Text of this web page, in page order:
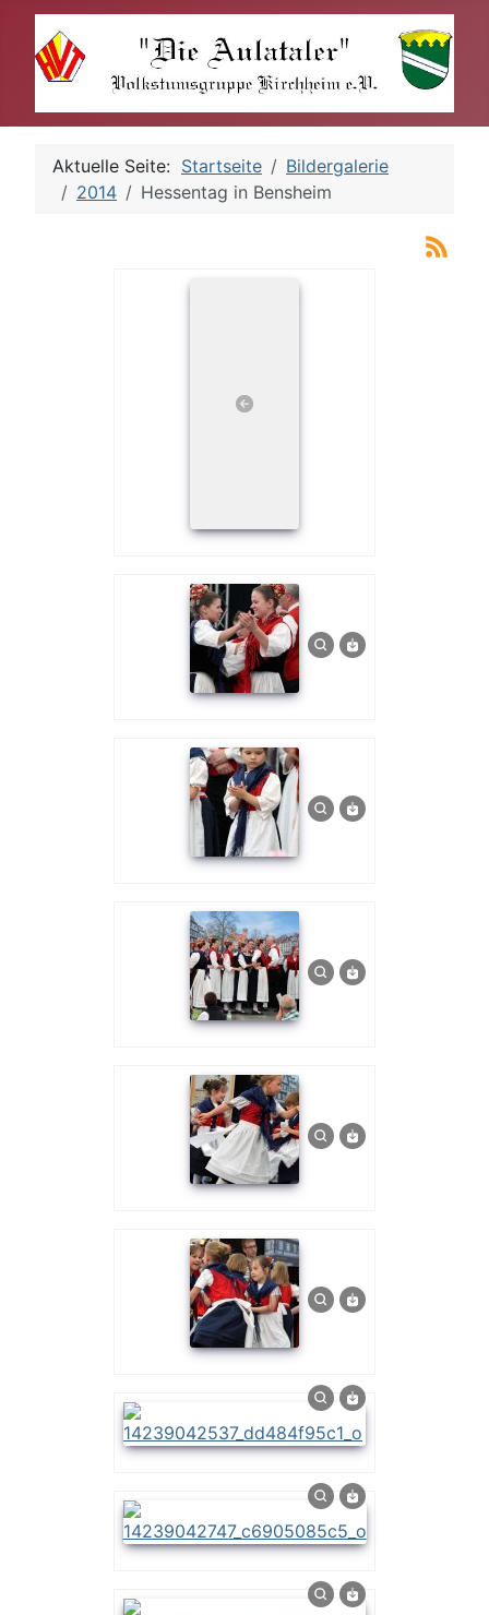
Aktuelle Seite: Startseite
Bildergalerie
2014
Hessentag in Bensheim